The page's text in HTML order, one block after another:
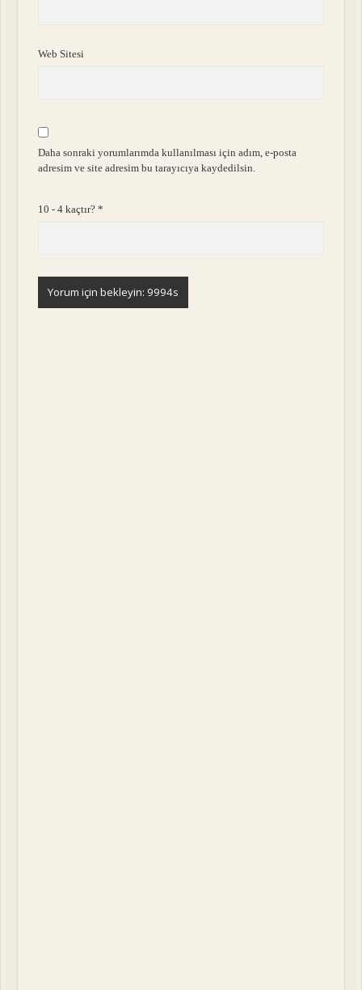
Web Sitesi
Daha sonraki yorumlarımda kullanılması için adım, e-posta
adresim ve site adresim bu tarayıcıya kaydedilsin.
10 - 4 kaçtır?*